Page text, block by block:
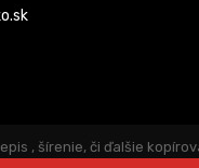
, šírenie, či ďalšie